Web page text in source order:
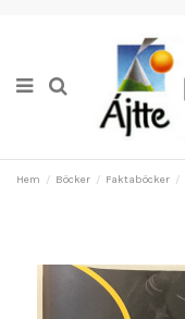
Hem Böcker Faktaböcker